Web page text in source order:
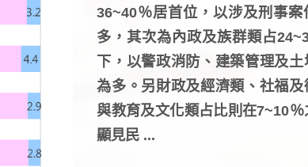
36~40％居首位，以涉及刑事案
多，其次為內政及族群類占
下，以警政消防、建築管理及土
為多。另財政及經濟類、社福及
與教育及文化類占比則在7~10％
顯見民 ...